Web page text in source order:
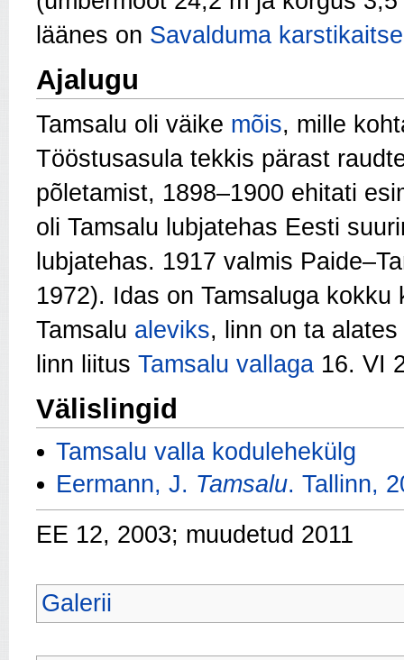
läänes on Savalduma
Ajalugu
Tamsalu oli väike mõis, mille
Tööstusasula tekkis pärast
põletamist, 1898–1900 ehitati
oli Tamsalu lubjatehas Eesti
lubjatehas. 1917 valmis
1972). Idas on Tamsaluga
Tamsalu aleviks, linn on ta
linn liitus Tamsalu vallaga 16. VI
Välislingid
Tamsalu valla kodulehekülg
Eermann, J. Tamsalu. Tallinn,
EE 12, 2003; muudetud 2011
Galerii